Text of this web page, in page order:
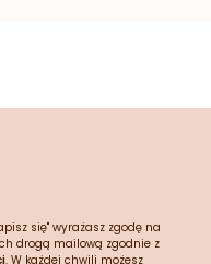
się" wyrażasz zgodę na
drogą mailową zgodnie z
. W każdej chwili możesz